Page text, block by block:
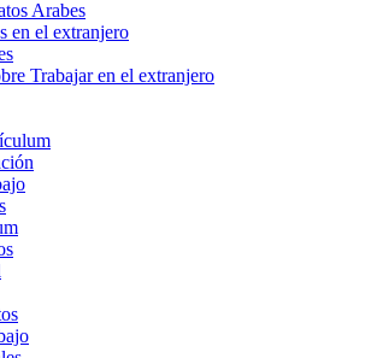
Arabes
en el extranjero
Trabajar en el extranjero